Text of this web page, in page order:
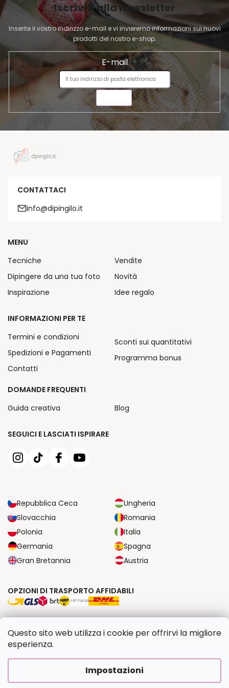
Questo sito web utilizza i cookie per offrirvi la migliore
esperienza.
Impostazioni
l
e
n
c
o
N
Iscriviti alla newsletter
Inserite il vostro indirizzo e-mail e vi invieremo informazioni sui nuovi
prodotti del nostro e-shop.
E-mail
CONTATTACI
info@dipingilo.it
SEGUICI E LASCIATI ISPIRARE
Repubblica Ceca
Ungheria
Slovacchia
Romania
Polonia
Italia
Germania
Spagna
Gran Bretannia
Austria
MENU
Tecniche
Dipingere da una tua foto
Inspirazione
Vendite
Novità
Idee regalo
INFORMAZIONI PER TE
Termini e condizioni
Spedizioni e Pagamenti
Contatti
Sconti sui quantitativi
Programma bonus
DOMANDE FREQUENTI
Guida creativa
Blog
OPZIONI DI TRASPORTO AFFIDABILI
Creato da Shoptet Premium|UpraviloFV STUDIO
Copyright 2026 Dipingilo.it . Tutti i diritti riservati.